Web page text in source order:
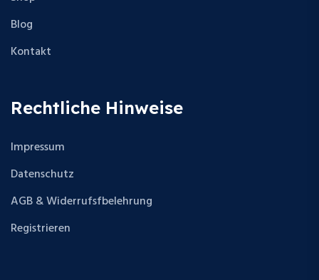
Blog
Kontakt
Rechtliche Hinweise
Impressum
Datenschutz
AGB & Widerrufsfbelehrung
Registrieren